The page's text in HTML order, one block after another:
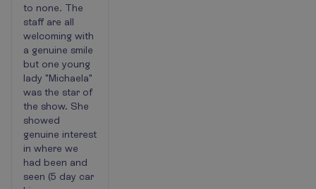
to none. The
staff are all
welcoming with
a genuine smile
but one young
lady "Michaela"
was the star of
the show. She
showed
genuine interest
in where we
had been and
seen (5 day car